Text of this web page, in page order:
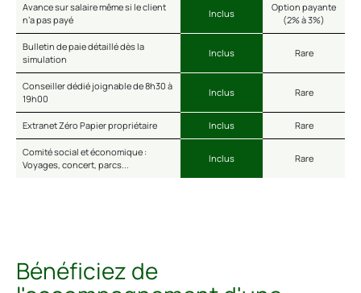
Avance sur salaire même si le client
n’a pas payé
Inclus
Option payante
(2% à 3%)
Bulletin de paie détaillé dès la
simulation
Inclus Rare
Conseiller dédié joignable de 8h30 à
19h00
Inclus Rare
Extranet Zéro Papier propriétaire Inclus Rare
Comité social et économique :
Voyages, concert, parcs...
Inclus Rare
Bénéficiez de